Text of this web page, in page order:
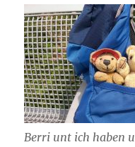
Berri unt ich haben